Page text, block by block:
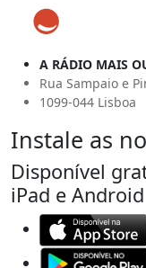
A RÁDIO MAIS
Rua Sampaio e
1099-044 Lisboa
Instale as
Disponível
iPad e Android